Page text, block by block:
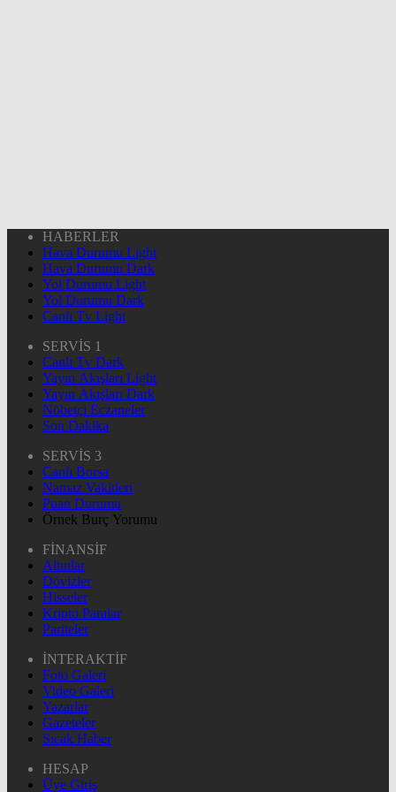
HABERLER
Hava Durumu Light
Hava Durumu Dark
Yol Durumu Light
Yol Durumu Dark
Canlı Tv Light
SERVİS 1
Canlı Tv Dark
Yayın Akışları Light
Yayın Akışları Dark
Nöbetçi Eczaneler
Son Dakika
SERVİS 3
Canlı Borsa
Namaz Vakitleri
Puan Durumu
Örnek Burç Yorumu
FİNANSİF
Altınlar
Dövizler
Hisseler
Kripto Paralar
Pariteler
İNTERAKTİF
Foto Galeri
Video Galeri
Yazarlar
Gazeteler
Sıcak Haber
HESAP
Üye Giriş